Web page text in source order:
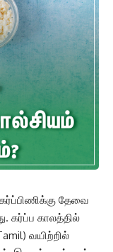
தேவை
கர்ப்ப காலத்தில்
வயிற்றில்